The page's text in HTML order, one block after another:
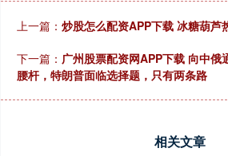
上一篇： 炒股怎么配资APP下载 冰糖葫芦
下一篇： 广州股票配资网APP下载 向中俄
腰杆，特朗普面临选择题，只有两条路
相关文章